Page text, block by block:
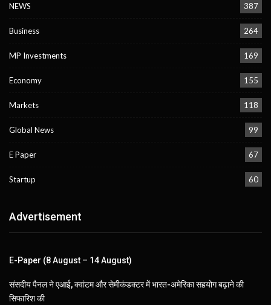
NEWS 387
Business 264
MP Investments 169
Economy 155
Markets 118
Global News 99
E Paper 67
Startup 60
Advertisement
E-Paper (8 August – 14 August)
संसदीय पैनल ने एआई, क्वांटम और सेमीकंडक्टर में भारत-अमेरिका सहयोग बढ़ाने की
सिफारिश की